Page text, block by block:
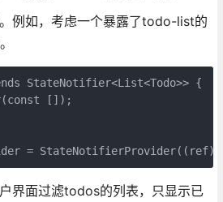
例如，考虑一个暴露了todo-list的
StateNotifier<List<Todo>> {
[]);
= StateNotifierProvider((ref)
界面过滤todos的列表，只显示已